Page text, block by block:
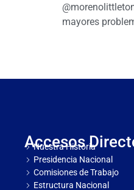
mayores
Accesos
Nuestra Historia
Presidencia Nacional
Comisiones de Trabajo
Estructura Nacional